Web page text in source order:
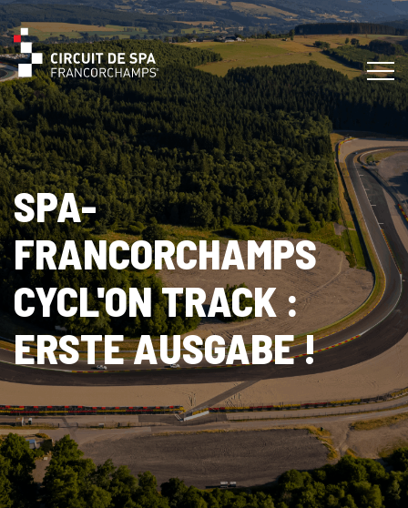
SPA-
FRANCORCHAMPS
CYCL'ON TRACK :
ERSTE AUSGABE !